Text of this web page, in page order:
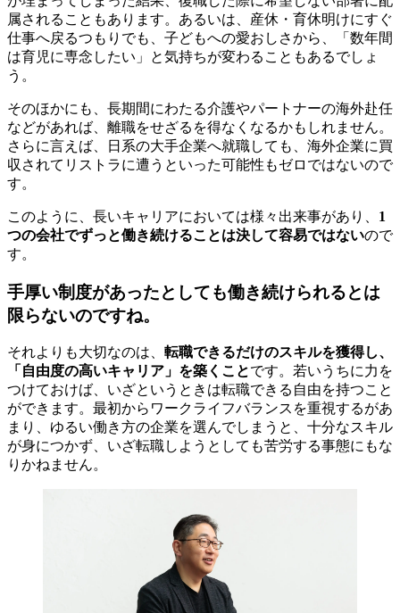
属されることもあります。あるいは、産休・育休明けにすぐ
仕事へ戻るつもりでも、子どもへの愛おしさから、「数年間
は育児に専念したい」と気持ちが変わることもあるでしょ
う。
そのほかにも、長期間にわたる介護やパートナーの海外赴任
などがあれば、離職をせざるを得なくなるかもしれません。
さらに言えば、日系の大手企業へ就職しても、海外企業に買
収されてリストラに遭うといった可能性もゼロではないので
す。
このように、長いキャリアにおいては様々出来事があり、 1
つの会社でずっと働き続けることは決して容易ではないので
す。
手厚い制度があったとしても働き続けられるとは
限らないのですね。
それよりも大切なのは、 転職できるだけのスキルを獲得し、
「自由度の高いキャリア」を築くことです。若いうちに力を
つけておけば、いざというときは転職できる自由を持つこと
ができます。最初からワークライフバランスを重視するがあ
まり、ゆるい働き方の企業を選んでしまうと、十分なスキル
が身につかず、いざ転職しようとしても苦労する事態にもな
りかねません。